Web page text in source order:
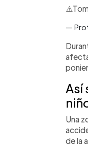
—
Así
Una
de la